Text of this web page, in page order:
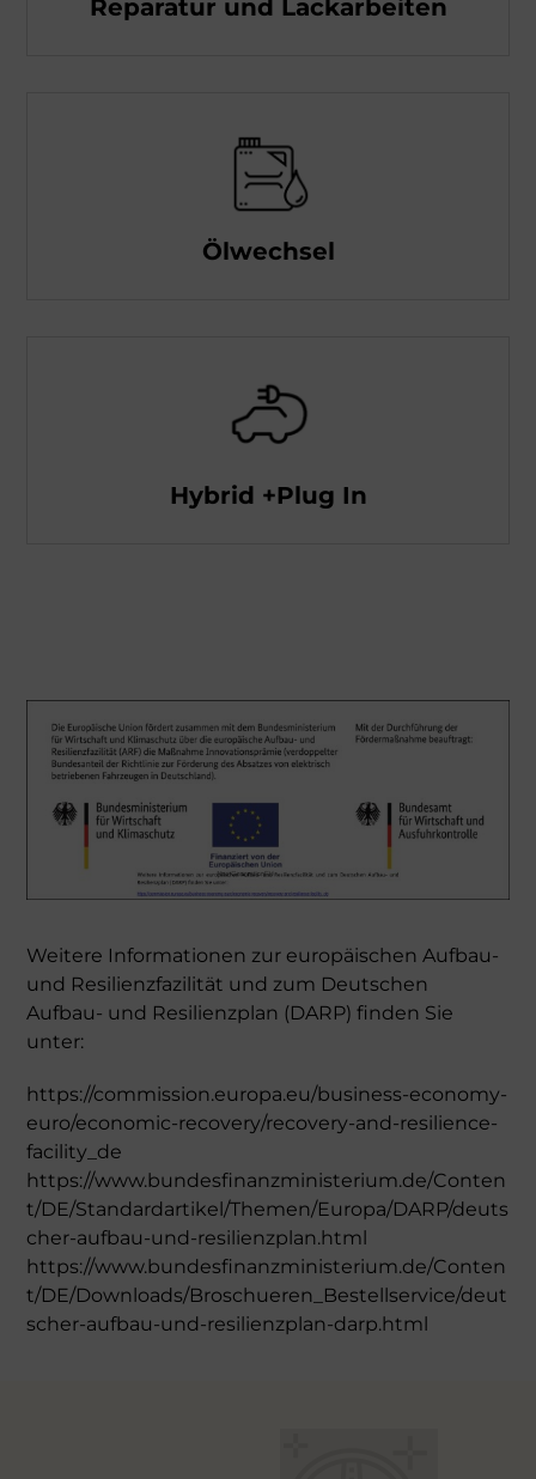
Reparatur und Lackarbeiten
Ölwechsel
Hybrid +Plug In
Weitere Informationen zur europäischen Aufbau-
und Resilienzfazilität und zum Deutschen
Aufbau- und Resilienzplan (DARP) finden Sie
unter:
https://commission.europa.eu/business-economy-
euro/economic-recovery/recovery-and-resilience-
facility_de
https://www.bundesfinanzministerium.de/Conten
t/DE/Standardartikel/Themen/Europa/DARP/deuts
cher-aufbau-und-resilienzplan.html
https://www.bundesfinanzministerium.de/Conten
t/DE/Downloads/Broschueren_Bestellservice/deut
scher-aufbau-und-resilienzplan-darp.html